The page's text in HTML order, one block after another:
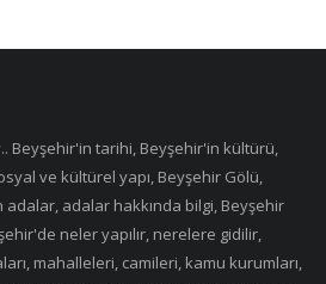
Beyşehir'in tarihi, Beyşehir'in kültürü,
ve kültürel yapı, Beyşehir Gölü,
adalar hakkında bilgi, Beyşehir
neler yapılır, nerelere gidilir,
mahalleleri, camileri, kamu kurumları,